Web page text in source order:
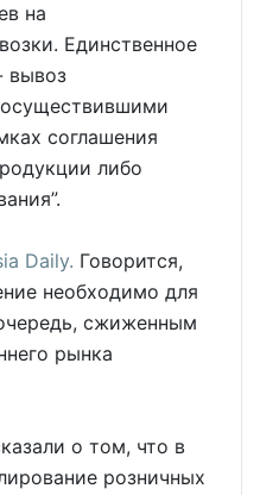
на
Единственное
вывоз
соглашения
либо
Daily. Говорится,
необходимо для
сжиженным
рынка
о том, что в
розничных